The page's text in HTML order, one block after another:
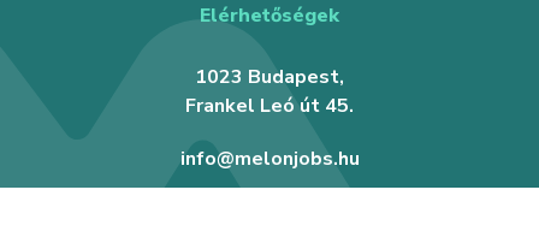
Elérhetőségek
1023 Budapest,
Frankel Leó út 45.
info@melonjobs.hu